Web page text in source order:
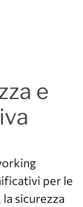
e
per le
sicurezza